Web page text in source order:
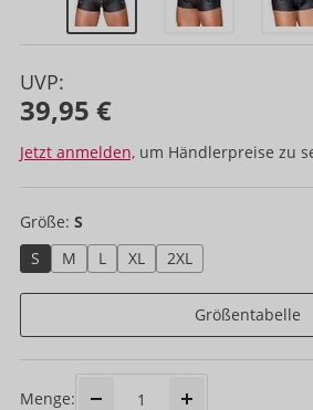
UVP:
39,95 €
Jetzt anmelden, um Händlerpreise zu
Größe: S
S
M L XL 2XL
Größentabelle
Menge: